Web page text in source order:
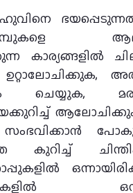
കാര്യങ്ങളിൽ
അത്
ചെയ്യുക,
കുറിച്ച്